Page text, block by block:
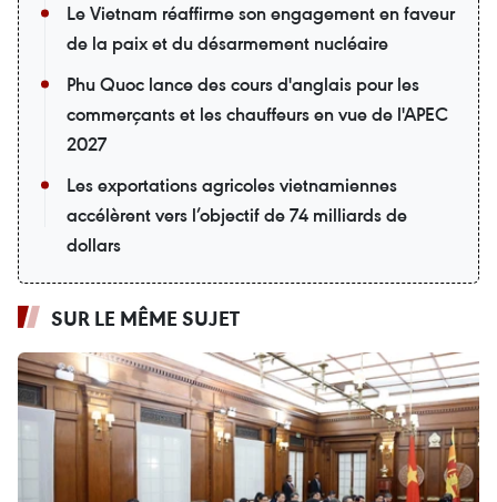
Le Vietnam réaffirme son engagement en faveur
de la paix et du désarmement nucléaire
Phu Quoc lance des cours d'anglais pour les
commerçants et les chauffeurs en vue de l'APEC
2027
Les exportations agricoles vietnamiennes
accélèrent vers l’objectif de 74 milliards de
dollars
SUR LE MÊME SUJET